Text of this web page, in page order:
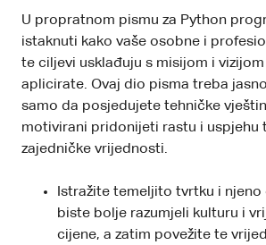
U propratnom pismu za Python
istaknuti kako vaše osobne i
te ciljevi usklađuju s misijom i
aplicirate. Ovaj dio pisma treba
samo da posjedujete tehničke
motivirani pridonijeti rastu i uspjehu
zajedničke vrijednosti.
Istražite temeljito tvrtku i njeno
biste bolje razumjeli kulturu i
cijene, a zatim povežite te